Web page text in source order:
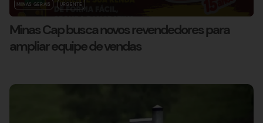
MINAS GERAIS URGENTE
Minas Cap busca novos revendedores para
ampliar equipe de vendas